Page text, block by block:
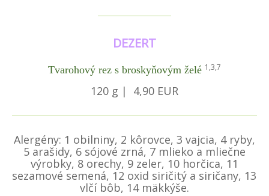
DEZERT
Tvarohový rez s broskyňovým želé 1,3,7
120 g | 4,90 EUR
Alergény: 1 obilniny, 2 kôrovce, 3 vajcia, 4 ryby,
5 arašidy, 6 sójové zrná, 7 mlieko a mliečne
výrobky, 8 orechy, 9 zeler, 10 horčica, 11
sezamové semená, 12 oxid siričitý a siričany, 13
vlčí bôb, 14 mäkkýše.